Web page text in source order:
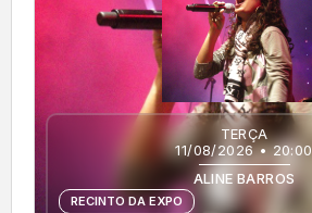
TERÇA
11/08/2026 • 20:00
ALINE BARROS
RECINTO DA EXPO